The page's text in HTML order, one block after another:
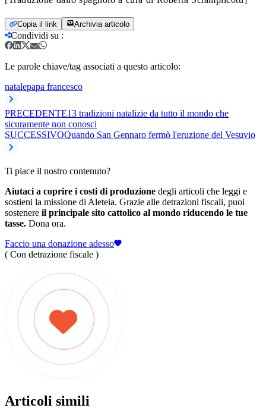
Copia il link Archivia articolo
Condividi su :
Le parole chiave/tag associati a questo articolo:
natalepapa francesco
PRECEDENTE13 tradizioni natalizie da tutto il mondo che
sicuramente non conosci
SUCCESSIVOQuando San Gennaro fermò l'eruzione del Vesuvio
Ti piace il nostro contenuto?
Aiutaci a coprire i costi di produzione degli articoli che leggi e
sostieni la missione di Aleteia. Grazie alle detrazioni fiscali, puoi
sostenere il principale sito cattolico al mondo riducendo le tue
tasse. Dona ora.
Faccio una donazione adesso
( Con detrazione fiscale )
Articoli simili